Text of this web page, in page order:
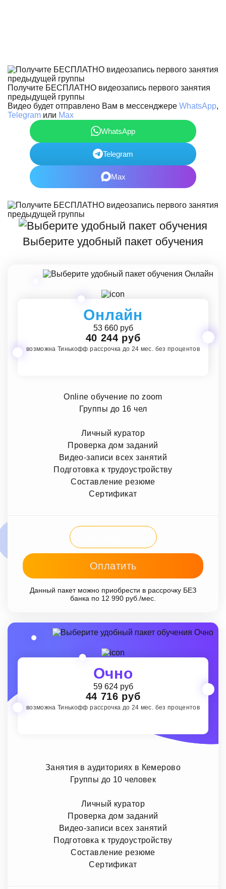
Получите БЕСПЛАТНО видеозапись первого занятия
предыдущей группы
Видео будет отправлено Вам в мессенджере WhatsApp,
Telegram или Max
WhatsApp
Telegram
Max
Выберите удобный пакет обучения
Онлайн
53 660 руб
40 244 руб
возможна Тинькофф рассрочка до 24 мес. без процентов
Online обучение по zoom
Группы до 16 чел
Личный куратор
Проверка дом заданий
Видео-записи всех занятий
Подготовка к трудоустройству
Составление резюме
Сертификат
Оплатить
Данный пакет можно приобрести в рассрочку БЕЗ
банка по 12 990 руб./мес.
Очно
59 624 руб
44 716 руб
возможна Тинькофф рассрочка до 24 мес. без процентов
Занятия в аудиториях в Кемерово
Группы до 10 человек
Личный куратор
Проверка дом заданий
Видео-записи всех занятий
Подготовка к трудоустройству
Составление резюме
Сертификат